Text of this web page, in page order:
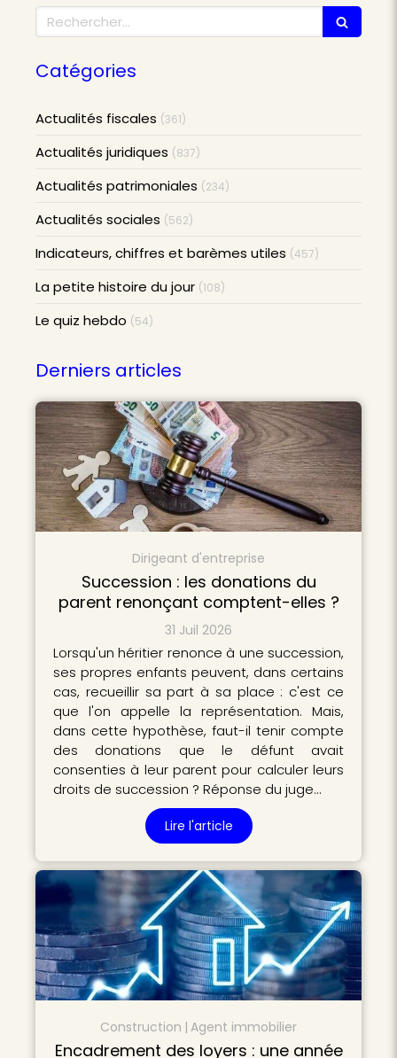
Rechercher
Catégories
Actualités fiscales (361)
Actualités juridiques (837)
Actualités patrimoniales (234)
Actualités sociales (562)
Indicateurs, chiffres et barèmes utiles (457)
La petite histoire du jour (108)
Le quiz hebdo (54)
Derniers articles
Dirigeant d'entreprise
Succession : les donations du
parent renonçant comptent-elles ?
31 Juil 2026
Lorsqu'un héritier renonce à une succession,
ses propres enfants peuvent, dans certains
cas, recueillir sa part à sa place : c'est ce
que l'on appelle la représentation. Mais,
dans cette hypothèse, faut-il tenir compte
des donations que le défunt avait
consenties à leur parent pour calculer leurs
droits de succession ? Réponse du juge…
Lire l'article
Construction Agent immobilier
Encadrement des loyers : une année